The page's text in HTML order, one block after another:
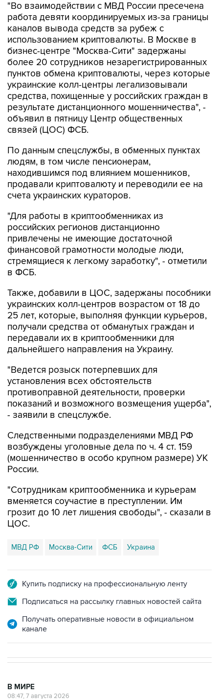
"Во взаимодействии с МВД России пресечена
работа девяти координируемых из-за границы
каналов вывода средств за рубеж с
использованием криптовалюты. В Москве в
бизнес-центре "Москва-Сити" задержаны
более 20 сотрудников незарегистрированных
пунктов обмена криптовалюты, через которые
украинские колл-центры легализовывали
средства, похищенные у российских граждан в
результате дистанционного мошенничества", -
объявил в пятницу Центр общественных
связей (ЦОС) ФСБ.
По данным спецслужбы, в обменных пунктах
людям, в том числе пенсионерам,
находившимся под влиянием мошенников,
продавали криптовалюту и переводили ее на
счета украинских кураторов.
"Для работы в криптообменниках из
российских регионов дистанционно
привлечены не имеющие достаточной
финансовой грамотности молодые люди,
стремящиеся к легкому заработку", - отметили
в ФСБ.
Также, добавили в ЦОС, задержаны пособники
украинских колл-центров возрастом от 18 до
25 лет, которые, выполняя функции курьеров,
получали средства от обманутых граждан и
передавали их в криптообменники для
дальнейшего направления на Украину.
"Ведется розыск потерпевших для
установления всех обстоятельств
противоправной деятельности, проверки
показаний и возможного возмещения ущерба",
- заявили в спецслужбе.
Следственными подразделениями МВД РФ
возбуждены уголовные дела по ч. 4 ст. 159
(мошенничество в особо крупном размере) УК
России.
"Сотрудникам криптообменника и курьерам
вменяется соучастие в преступлении. Им
грозит до 10 лет лишения свободы", - сказали в
ЦОС.
МВД РФ Москва-Сити ФСБ Украина
Купить подписку на профессиональную ленту
Подписаться на рассылку главных новостей сайта
Получать оперативные новости в официальном
канале
В МИРЕ
08:47, 7 августа 2026